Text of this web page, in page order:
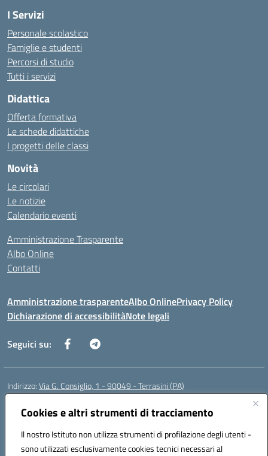
Cookies e altri strumenti di tracciamento
Il nostro Istituto non utilizza strumenti di profilazione degli utenti -
sono utilizzati esclusivamente cookies tecnici necessari al
I Servizi
Personale scolastico
Famiglie e studenti
Percorsi di studio
Tutti i servizi
Didattica
Offerta formativa
Le schede didattiche
I progetti delle classi
Novità
Le circolari
Le notizie
Calendario eventi
Amministrazione Trasparente
Albo Online
Contatti
Amministrazione trasparenteAlbo OnlinePrivacy Policy
Dichiarazione di accessibilitàNote legali
Seguici su:
Indirizzo:Via G. Consiglio, 1 - 90049 - Terrasini (PA)
Centralino:
Posta elettronica certificata (PEC):paic88700d@pec.istruzione.it
Codice fiscale: 80025710825
Codice meccanografico:PAIC88700D